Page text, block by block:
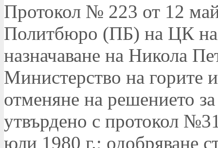
Протокол № 223 от 12 май
Политбюро (ПБ) на ЦК на
назначаване на Никола
Министерство на горите
отменяне на решението
утвърдено с протокол
юли 1980 г.; одобряване